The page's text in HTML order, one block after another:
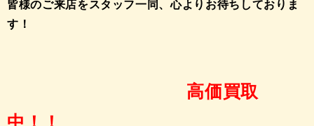
皆様のご来店をスタッフ一同、心よりお待ちしておりま
す！
高価買取